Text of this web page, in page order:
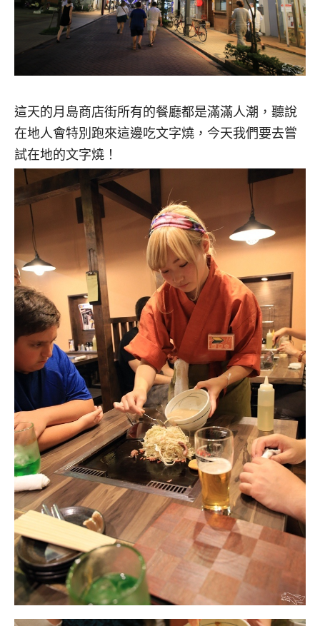
這天的月島商店街所有的餐廳都是滿滿人潮，聽說
在地人會特別跑來這邊吃文字燒，今天我們要去嘗
試在地的文字燒！